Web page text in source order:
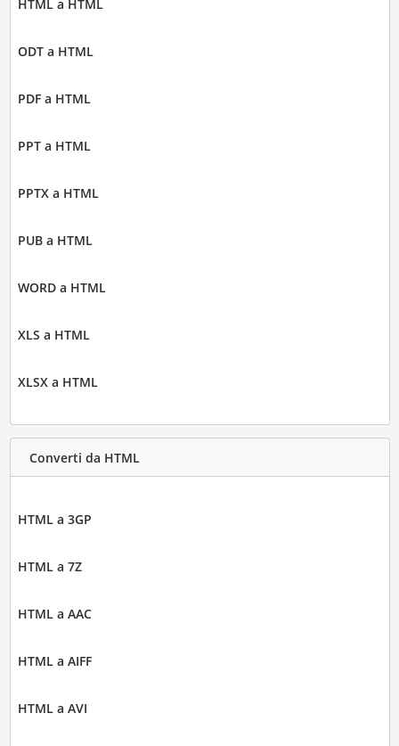
HTML a HTML
ODT a HTML
PDF a HTML
PPT a HTML
PPTX a HTML
PUB a HTML
WORD a HTML
XLS a HTML
XLSX a HTML
Converti da HTML
HTML a 3GP
HTML a 7Z
HTML a AAC
HTML a AIFF
HTML a AVI